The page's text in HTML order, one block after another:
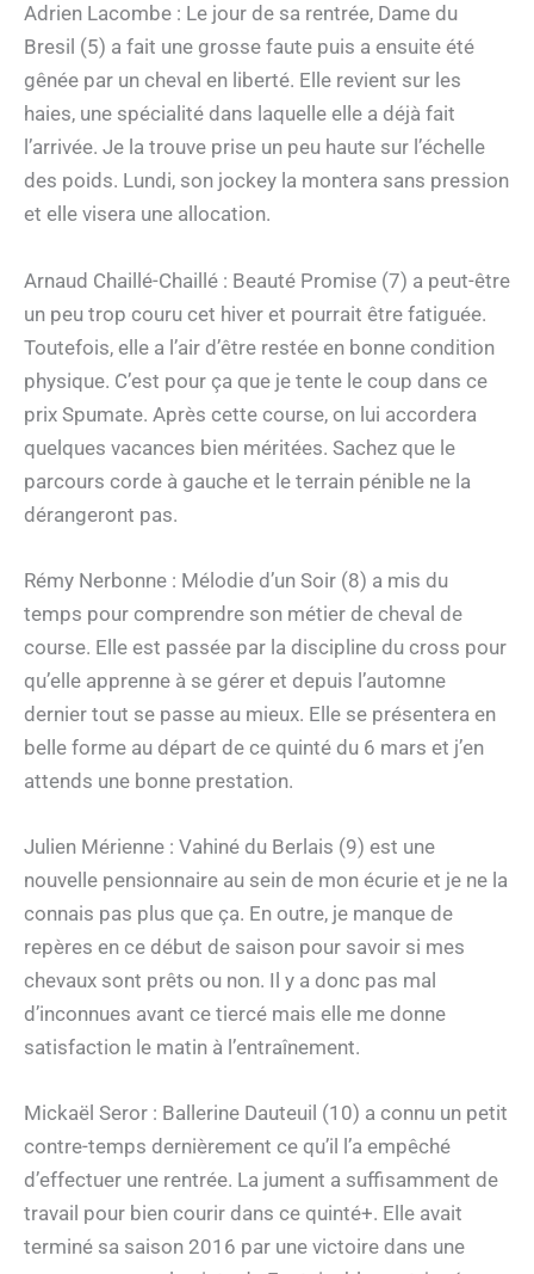
Adrien Lacombe : Le jour de sa rentrée, Dame du
Bresil (5) a fait une grosse faute puis a ensuite été
gênée par un cheval en liberté. Elle revient sur les
haies, une spécialité dans laquelle elle a déjà fait
l’arrivée. Je la trouve prise un peu haute sur l’échelle
des poids. Lundi, son jockey la montera sans pression
et elle visera une allocation.
Arnaud Chaillé-Chaillé : Beauté Promise (7) a peut-être
un peu trop couru cet hiver et pourrait être fatiguée.
Toutefois, elle a l’air d’être restée en bonne condition
physique. C’est pour ça que je tente le coup dans ce
prix Spumate. Après cette course, on lui accordera
quelques vacances bien méritées. Sachez que le
parcours corde à gauche et le terrain pénible ne la
dérangeront pas.
Rémy Nerbonne : Mélodie d’un Soir (8) a mis du
temps pour comprendre son métier de cheval de
course. Elle est passée par la discipline du cross pour
qu’elle apprenne à se gérer et depuis l’automne
dernier tout se passe au mieux. Elle se présentera en
belle forme au départ de ce quinté du 6 mars et j’en
attends une bonne prestation.
Julien Mérienne : Vahiné du Berlais (9) est une
nouvelle pensionnaire au sein de mon écurie et je ne la
connais pas plus que ça. En outre, je manque de
repères en ce début de saison pour savoir si mes
chevaux sont prêts ou non. Il y a donc pas mal
d’inconnues avant ce tiercé mais elle me donne
satisfaction le matin à l’entraînement.
Mickaël Seror : Ballerine Dauteuil (10) a connu un petit
contre-temps dernièrement ce qu’il l’a empêché
d’effectuer une rentrée. La jument a suffisamment de
travail pour bien courir dans ce quinté+. Elle avait
terminé sa saison 2016 par une victoire dans une